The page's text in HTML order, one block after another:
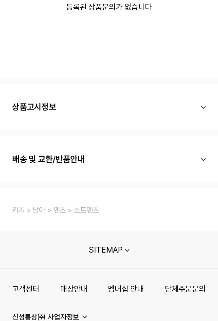
등록된 상품문의가 없습니다
상품고시정보
배송 및 교환/반품안내
키즈 남아 팬츠 쇼트팬츠
SITEMAP
고객센터 매장안내 멤버십 안내 단체주문문의
신성통상㈜ 사업자정보